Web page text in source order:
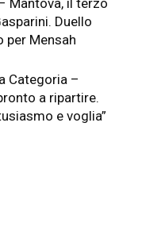
Mantova, il terzo
Duello
per Mensah
Categoria –
a ripartire.
e voglia”